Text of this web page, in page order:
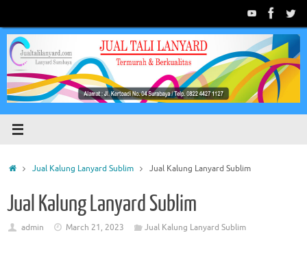
content
HomeJual Kalung Lanyard Sublim Jual Kalung Lanyard Sublim
Jual Kalung Lanyard Sublim
admin March 21, 2023 Jual Kalung Lanyard Sublim